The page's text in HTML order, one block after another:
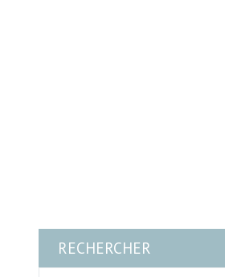
RECHERCHER